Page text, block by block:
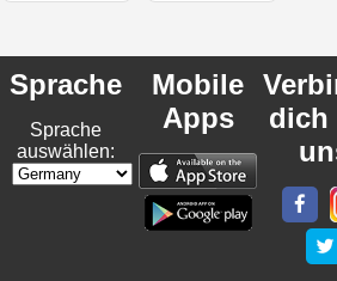
Sprache
Sprache
auswählen:
Mobile
Apps
dich